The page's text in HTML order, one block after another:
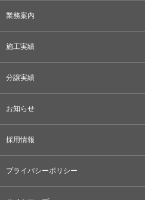
業務案内
施工実績
分譲実績
お知らせ
採用情報
プライバシーポリシー